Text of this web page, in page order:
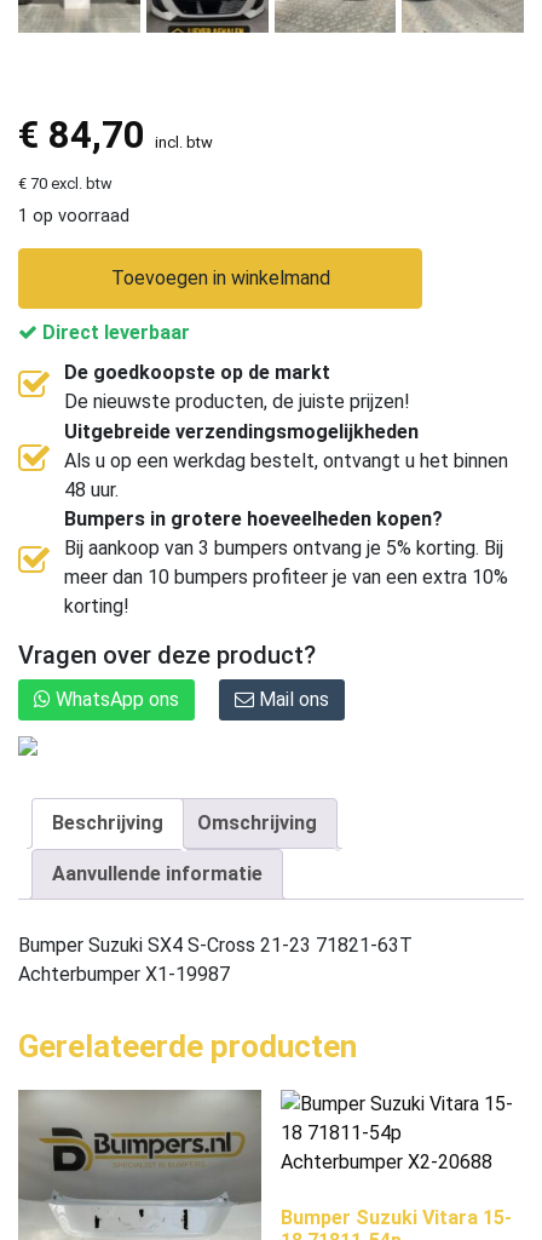
€ 84,70 incl. btw
€ 70 excl. btw
1 op voorraad
Toevoegen in winkelmand
Direct leverbaar
De goedkoopste op de markt
De nieuwste producten, de juiste prijzen!
Uitgebreide verzendingsmogelijkheden
Als u op een werkdag bestelt, ontvangt u het binnen
48 uur.
Bumpers in grotere hoeveelheden kopen?
Bij aankoop van 3 bumpers ontvang je 5% korting. Bij
meer dan 10 bumpers profiteer je van een extra 10%
korting!
Vragen over deze product?
WhatsApp ons Mail ons
Beschrijving Omschrijving
Aanvullende informatie
Bumper Suzuki SX4 S-Cross 21-23 71821-63T
Achterbumper X1-19987
Gerelateerde producten
Bumper Suzuki Vitara 15-